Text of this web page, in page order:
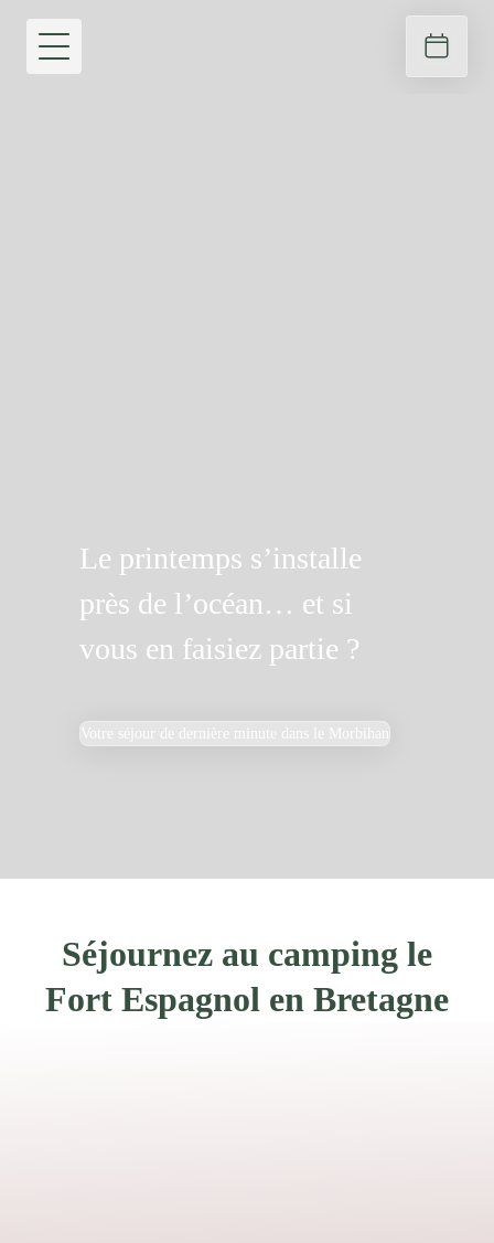
Le printemps s’installe
près de l’océan… et si
vous en faisiez partie ?
Votre séjour de dernière minute dans le Morbihan
Séjournez au camping le
Fort Espagnol en Bretagne